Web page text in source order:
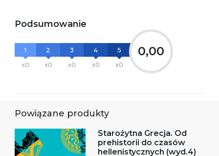
Podsumowanie
1
x0
2
x0
3
x0
4
x0
5
x0
0,00
Powiązane produkty
Starożytna Grecja. Od
prehistorii do czasów
hellenistycznych (wyd.4)